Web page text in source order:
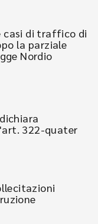
casi di traffico di
la parziale
Nordio
322-quater